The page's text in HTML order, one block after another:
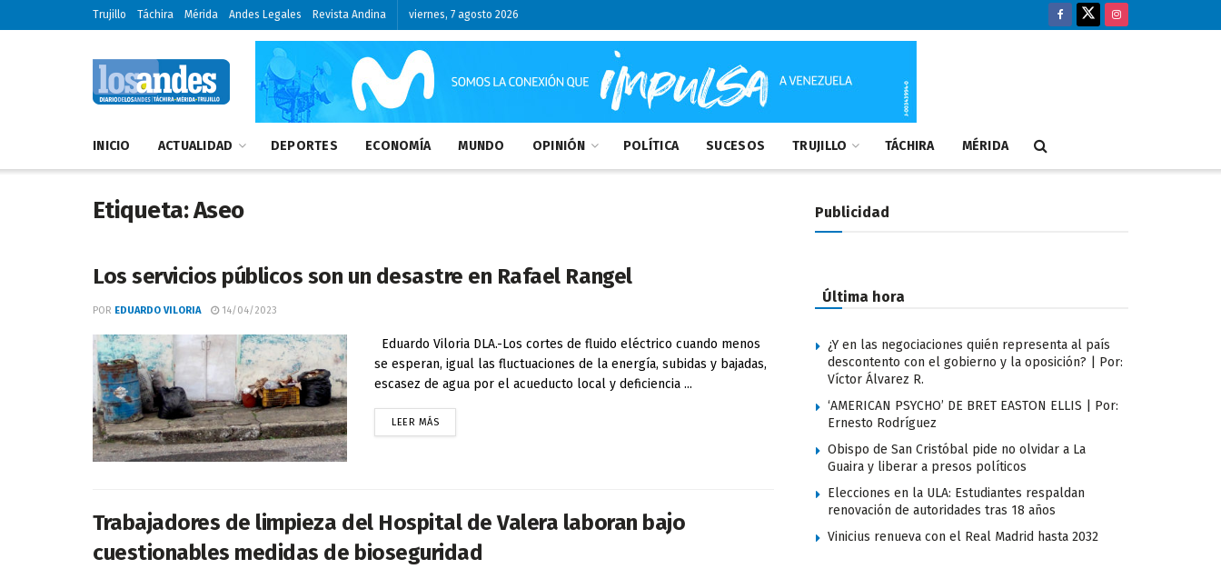
Trujillo Táchira Mérida Andes Legales Revista Andina viernes, 7 agosto 2026
INICIO ACTUALIDAD DEPORTES ECONOMÍA MUNDO OPINIÓN POLÍTICA SUCESOS TRUJILLO TÁCHIRA MÉRIDA
Etiqueta:Aseo
Los servicios públicos son un desastre en Rafael Rangel
POR EDUARDO VILORIA 14/04/2023
Eduardo Viloria DLA.-Los cortes de fluido eléctrico cuando menos
se esperan, igual las fluctuaciones de la energía, subidas y bajadas,
escasez de agua por el acueducto local y deficiencia ...
LEER MÁS
Trabajadores de limpieza del Hospital de Valera laboran bajo
cuestionables medidas de bioseguridad
Publicidad
Última hora
¿Y en las negociaciones quién representa al país
descontento con el gobierno y la oposición? | Por:
Víctor Álvarez R.
‘AMERICAN PSYCHO’ DE BRET EASTON ELLIS | Por:
Ernesto Rodríguez
Obispo de San Cristóbal pide no olvidar a La
Guaira y liberar a presos políticos
Elecciones en la ULA: Estudiantes respaldan
renovación de autoridades tras 18 años
Vinicius renueva con el Real Madrid hasta 2032